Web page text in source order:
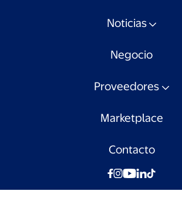
Noticias
Negocio
Proveedores
Marketplace
Contacto